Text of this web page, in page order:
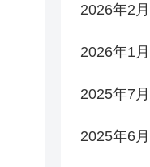
2026年2月
2026年1月
2025年7月
2025年6月